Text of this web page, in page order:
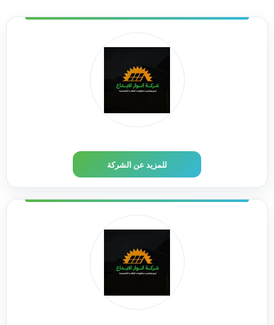
شركة انوار الابداع
للمزيد عن الشركة
شركة انوار الابداع